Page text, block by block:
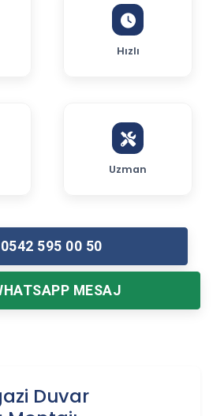
Hızlı
Uzman
0542 595 00 50
MESAJ
Duvar